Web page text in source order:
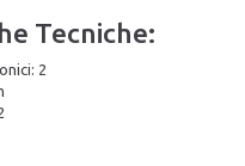
Tecniche:
2